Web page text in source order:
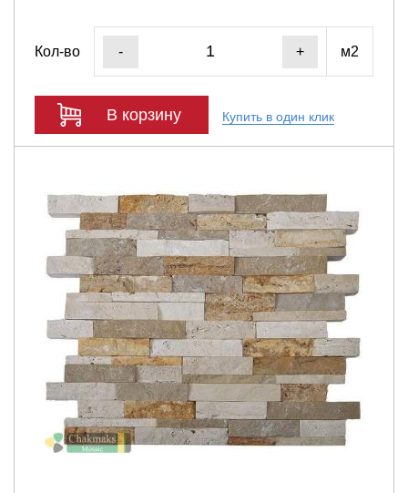
Кол-во - + м2
В корзину Купить в один клик